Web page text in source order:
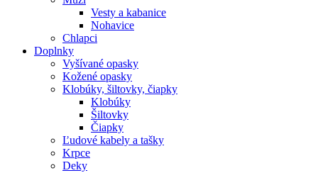
Vesty a kabanice
Nohavice
Chlapci
Doplnky
Vyšívané opasky
Kožené opasky
Klobúky, šiltovky, čiapky
Klobúky
Šiltovky
Čiapky
Ľudové kabely a tašky
Krpce
Deky